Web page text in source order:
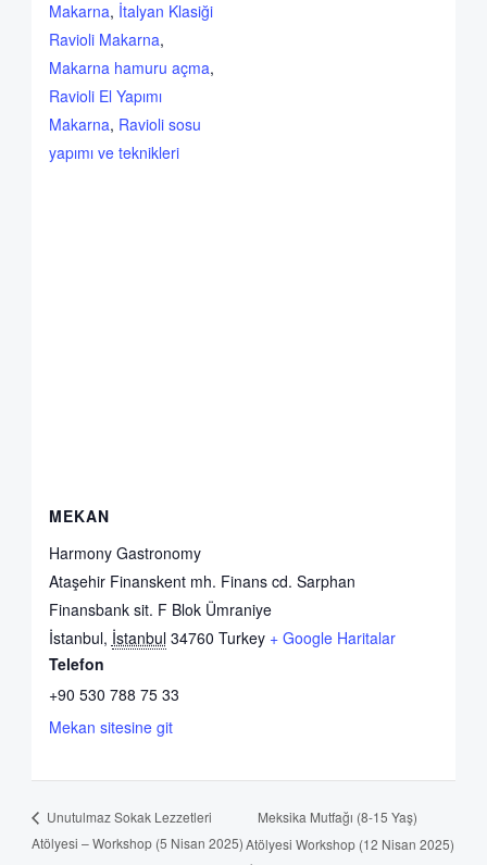
Makarna, İtalyan Klasiği
Ravioli Makarna,
Makarna hamuru açma,
Ravioli El Yapımı
Makarna, Ravioli sosu
yapımı ve teknikleri
MEKAN
Harmony Gastronomy
Ataşehir Finanskent mh. Finans cd. Sarphan
Finansbank sit. F Blok Ümraniye
İstanbul, İstanbul 34760 Turkey + Google Haritalar
Telefon
+90 530 788 75 33
Mekan sitesine git
Unutulmaz Sokak Lezzetleri
Atölyesi – Workshop (5 Nisan 2025)
Meksika Mutfağı (8-15 Yaş)
Atölyesi Workshop (12 Nisan 2025)